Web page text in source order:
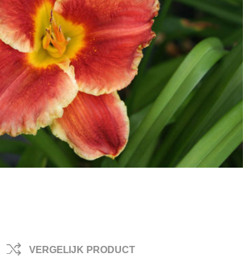
VERGELIJK PRODUCT